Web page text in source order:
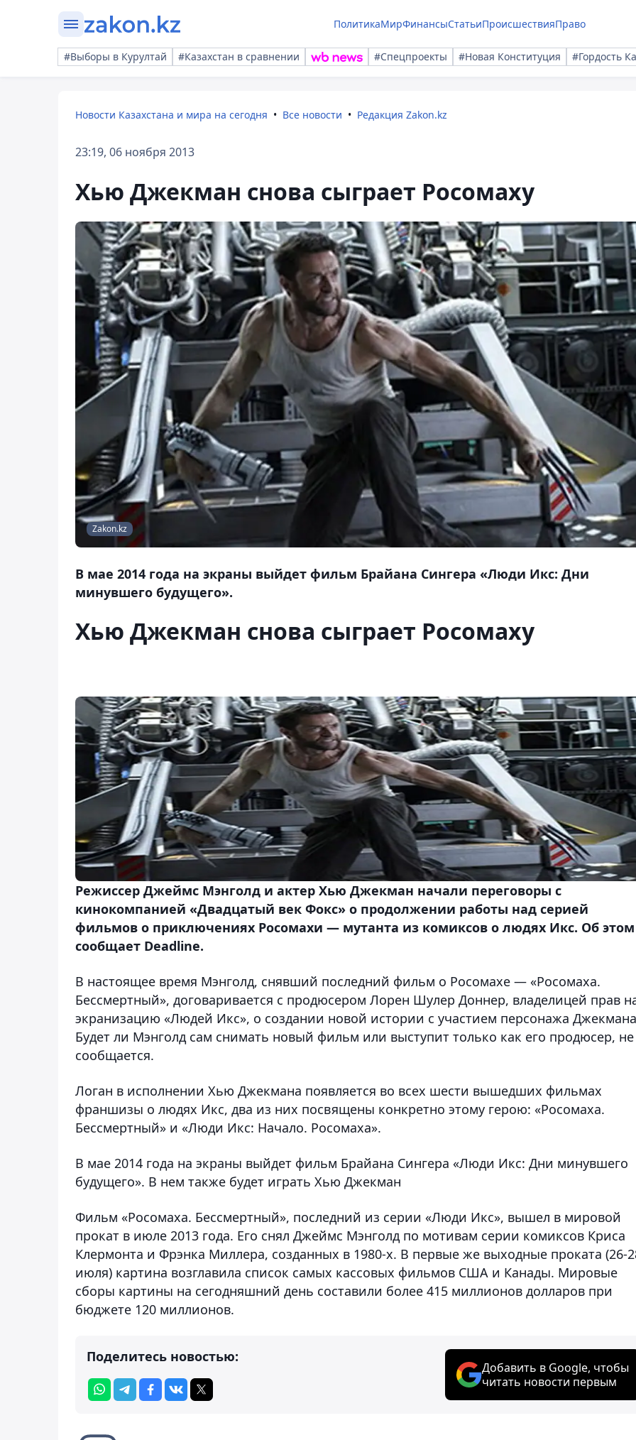
ПолитикаМирФинансыСтатьиПроисшествияПраво
#Выборы в Курултай #Казахстан в сравнении #Спецпроекты #Новая Конституция #Гордость
Новости Казахстана и мира на сегодня Все новости Редакция Zakon.kz
23:19, 06 ноября 2013
Хью Джекман снова сыграет Росомаху
Zakon.kz
В мае 2014 года на экраны выйдет фильм Брайана Сингера «Люди Икс: Дни
минувшего будущего».
Хью Джекман снова сыграет Росомаху
Режиссер Джеймс Мэнголд и актер Хью Джекман начали переговоры с
кинокомпанией «Двадцатый век Фокс» о продолжении работы над серией
фильмов о приключениях Росомахи — мутанта из комиксов о людях Икс. Об этом
сообщает Deadline.
В настоящее время Мэнголд, снявший последний фильм о Росомахе — «Росомаха.
Бессмертный», договаривается с продюсером Лорен Шулер Доннер, владелицей прав
экранизацию «Людей Икс», о создании новой истории с участием персонажа
Будет ли Мэнголд сам снимать новый фильм или выступит только как его продюсер, не
сообщается.
Логан в исполнении Хью Джекмана появляется во всех шести вышедших фильмах
франшизы о людях Икс, два из них посвящены конкретно этому герою: «Росомаха.
Бессмертный» и «Люди Икс: Начало. Росомаха».
В мае 2014 года на экраны выйдет фильм Брайана Сингера «Люди Икс: Дни минувшего
будущего». В нем также будет играть Хью Джекман
Фильм «Росомаха. Бессмертный», последний из серии «Люди Икс», вышел в мировой
прокат в июле 2013 года. Его снял Джеймс Мэнголд по мотивам серии комиксов Криса
Клермонта и Фрэнка Миллера, созданных в 1980-х. В первые же выходные проката (26-
июля) картина возглавила список самых кассовых фильмов США и Канады. Мировые
сборы картины на сегодняшний день составили более 415 миллионов долларов при
бюджете 120 миллионов.
Поделитесь новостью:
Добавить в Google, чтобы
читать новости первым